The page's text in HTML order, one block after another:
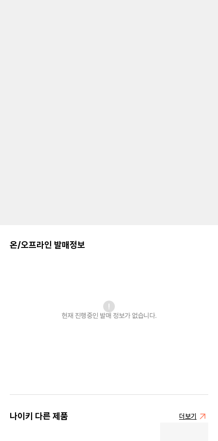
온/오프라인 발매정보
현재 진행중인 발매 정보가 없습니다.
나이키 다른 제품 더보기